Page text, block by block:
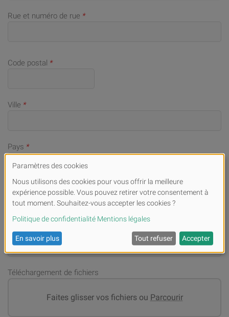
Rue et numéro de rue *
Code postal *
Ville *
Pays *
Numéro de téléphone portable (en cas de demandes)*
Adresse email*
Téléchargement de fichiers
Faites glisser vos fichiers ou Parcourir